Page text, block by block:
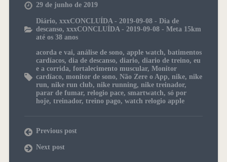
29 de junho de 2019
Diário, xxxCONCLUÍDA - 2019-09-08 - Dia de
descanso, xxxCONCLUÍDA - 2019-09-08 - Meta 15km
até os 38 anos
acorda e vai, análise de sono, apple watch, batimentos
cardíacos, dia de descanso, diario, diario de treino, eu
e a corrida, fortalecimento muscular, Monitor
cardíaco, monitor de sono, Não Zere o App, nike, nike
run, nike run club, nike running, nike treinador,
parar de fumar, relogio pace, smartwatch, só por
hoje, treinador, treino pago, watch relogio apple
Previous post
Next post